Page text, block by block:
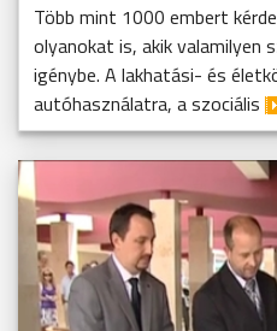
Több mint 1000 embert
olyanokat is, akik valamilyen
igénybe. A lakhatási- és
autóhasználatra, a szociális